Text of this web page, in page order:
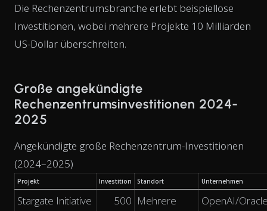
Die Rechenzentrumsbranche erlebt beispiellose
Investitionen, wobei mehrere Projekte 10 Milliarden
US-Dollar überschreiten.
Große angekündigte
Rechenzentrumsinvestitionen 2024-
2025
Angekündigte große Rechenzentrum-Investitionen
(2024–2025)
Projekt Investition Standort Unternehmen
Stargate Initiative
500 Mehrere
OpenAI/